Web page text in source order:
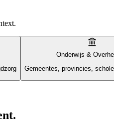
Onderwijs &
Gemeentes, provincies,